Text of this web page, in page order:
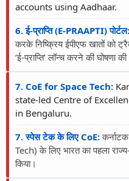
accounts using Aadhaar.
6. ई-प्राप्ति (E-PRAAPTI) पोर्टल:
करके निष्क्रिय ईपीएफ खातों को
‘ई-प्राप्ति’ लॉन्च करने की घोषणा
7. CoE for Space Tech:
state-led Centre of
in Bengaluru.
7. स्पेस टेक के लिए CoE:
Tech) के लिए भारत का पहला
किया।